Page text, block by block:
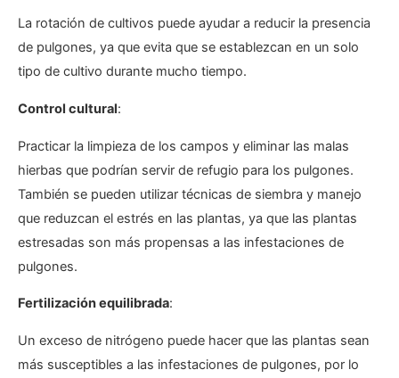
La rotación de cultivos puede ayudar a reducir la presencia
de pulgones, ya que evita que se establezcan en un solo
tipo de cultivo durante mucho tiempo.
Control cultural:
Practicar la limpieza de los campos y eliminar las malas
hierbas que podrían servir de refugio para los pulgones.
También se pueden utilizar técnicas de siembra y manejo
que reduzcan el estrés en las plantas, ya que las plantas
estresadas son más propensas a las infestaciones de
pulgones.
Fertilización equilibrada:
Un exceso de nitrógeno puede hacer que las plantas sean
más susceptibles a las infestaciones de pulgones, por lo